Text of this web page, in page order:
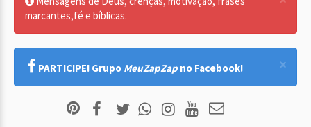
marcantes,fé e bíblicas.
×
PARTICIPE! Grupo MeuZapZap no Facebook!